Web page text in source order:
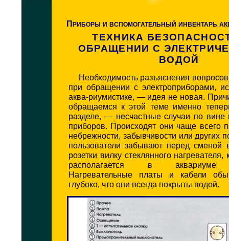
Приборы и вспомогательный инвентарь
ТЕХНИКА
ОБРАЩЕНИИ С
ВОДОЙ
Необходимость разъяснения
при обращении с электроприборами,
аква-риумистике, — идея не новая.
обращаемся к этой теме именно
разделе, — несчастные случаи по вине
приборов. Происходят они чаще всего
небрежности, забывчивости или других
пользователи забывают перед сменой
розетки вилку стеклянного
располагается в аквариуме
Нагревательные платы и кабели
глубоко, что они всегда покрыты водой.